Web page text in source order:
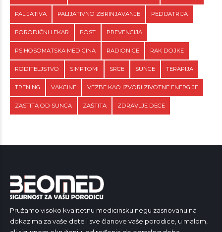
PALIJATIVA PALIJATIVNO ZBRINJAVANJE PEDIJATRIJA
PORODIČNI LEKAR POST PREVENCIJA
PSIHOSOMATSKA MEDICINA RADIONICE RAK DOJKE
RODITELJSTVO SIMPTOMI SRCE SUNCE TERAPIJA
TRENING VAKCINE VEZBE KAO IZVORI ZIVOTNE ENERGIJE
ZASTITA OD SUNCA ZAŠTITA ZDRAVLJE DECE
Pružamo visoko kvalitetnu medicinsku negu zasnovanu na
dokazima za vaše dete i sve članove vaše porodice, u malom,